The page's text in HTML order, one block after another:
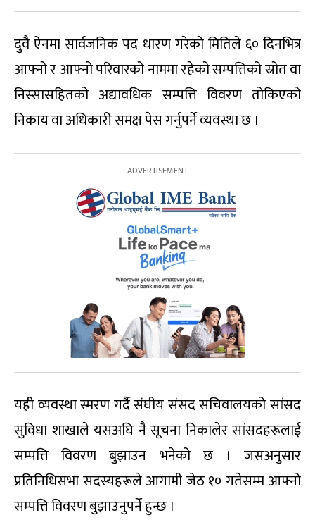
दुवै ऐनमा सार्वजनिक पद धारण गरेको मितिले ६० दिनभित्र
आफ्नो र आफ्नो परिवारको नाममा रहेको सम्पत्तिको स्रोत वा
निस्सासहितको अद्यावधिक सम्पत्ति विवरण तोकिएको
निकाय वा अधिकारी समक्ष पेस गर्नुपर्ने व्यवस्था छ ।
यही व्यवस्था स्मरण गर्दै संघीय संसद सचिवालयको सांसद
सुविधा शाखाले यसअघि नै सूचना निकालेर सांसदहरूलाई
सम्पत्ति विवरण बुझाउन भनेको छ । जसअनुसार
प्रतिनिधिसभा सदस्यहरूले आगामी जेठ १० गतेसम्म आफ्नो
सम्पत्ति विवरण बुझाउनुपर्ने हुन्छ ।